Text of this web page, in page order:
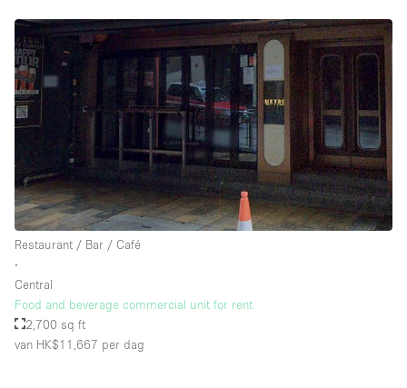
Restaurant / Bar / Café
∙
Central
Food and beverage commercial unit for rent
2,700 sq ft
van HK$11,667 per dag